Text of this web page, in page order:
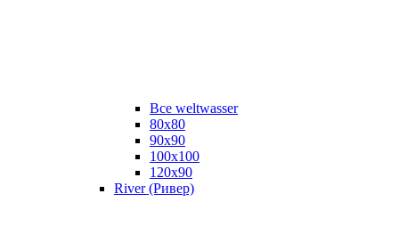
Все weltwasser
80x80
90x90
100x100
120x90
River (Ривер)